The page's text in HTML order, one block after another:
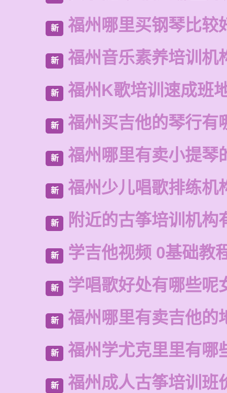
新 福州哪里买钢琴比较
新 福州音乐素养培训机
新 福州K歌培训速成班
新 福州买吉他的琴行有
新 福州哪里有卖小提琴
新 福州少儿唱歌排练机
新 附近的古筝培训机构
新 学吉他视频 0基础教
新 学唱歌好处有哪些呢
新 福州哪里有卖吉他的
新 福州学尤克里里有哪
新 福州成人古筝培训班